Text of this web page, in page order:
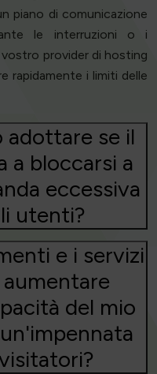
piano di comunicazione
le interruzioni o i
provider di hosting
rapidamente i limiti delle
adottare se il
a bloccarsi a
eccessiva
utenti?
e i servizi
del mio